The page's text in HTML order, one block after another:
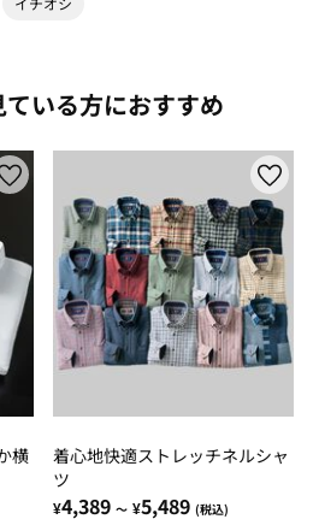
いる方におすすめ
横
着心地快適ストレッチネルシャ
ツ
¥4,389 ～ ¥5,489 (税込)